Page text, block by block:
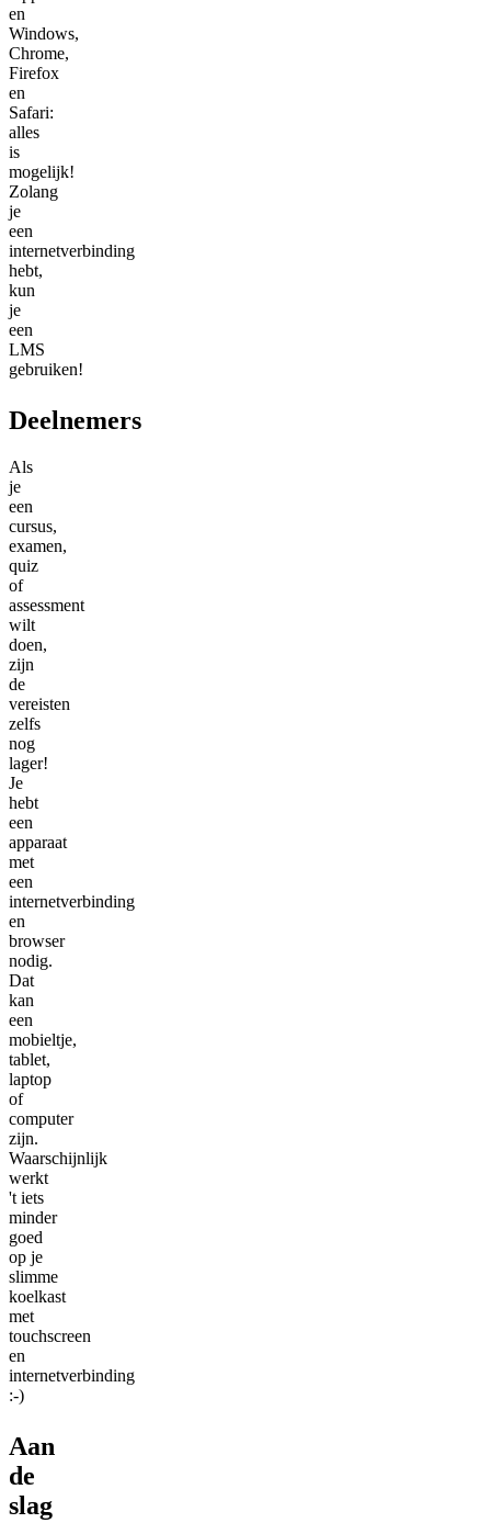
en
Windows,
Chrome,
Firefox
en
Safari:
alles
is
mogelijk!
Zolang
je
een
internetverbinding
hebt,
kun
je
een
LMS
gebruiken!
Deelnemers
Als
je
een
cursus,
examen,
quiz
of
assessment
wilt
doen,
zijn
de
vereisten
zelfs
nog
lager!
Je
hebt
een
apparaat
met
een
internetverbinding
en
browser
nodig.
Dat
kan
een
mobieltje,
tablet,
laptop
of
computer
zijn.
Waarschijnlijk
werkt
't iets
minder
goed
op je
slimme
koelkast
met
touchscreen
en
internetverbinding
:-)
Aan
de
slag